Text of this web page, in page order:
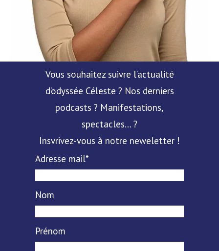
Vous souhaitez suivre l’actualité
d’odyssée Céleste ? Nos derniers
podcasts ? Manifestations,
spectacles… ?
Insvrivez-vous à notre neweletter !
Adresse mail*
Nom
Prénom